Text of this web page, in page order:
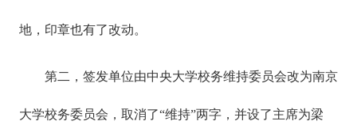
地，印章也有了改动。
第二，签发单位由中央大学校务维持委员会改为南京
大学校务委员会，取消了“维持”两字，并设了主席为梁